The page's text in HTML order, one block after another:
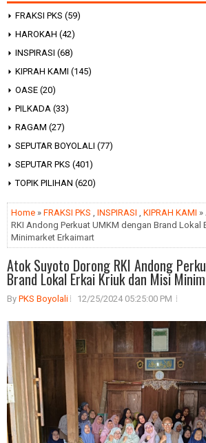
FRAKSI PKS (59)
HAROKAH (42)
INSPIRASI (68)
KIPRAH KAMI (145)
OASE (20)
PILKADA (33)
RAGAM (27)
SEPUTAR BOYOLALI (77)
SEPUTAR PKS (401)
TOPIK PILIHAN (620)
Home » FRAKSI PKS , INSPIRASI , KIPRAH KAMI
RKI Andong Perkuat UMKM dengan Brand Lokal
Minimarket Erkaimart
Atok Suyoto Dorong RKI Andong
Brand Lokal Erkai Kriuk dan Misi
By PKS Boyolali 12/25/2024 05:25:00 PM